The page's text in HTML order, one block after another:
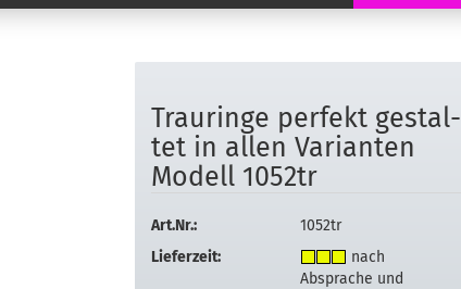
Konto erstellen
Passwort vergessen?
Trau­rin­ge per­fekt ge­stal­
tet in allen Va­ri­an­ten
Mo­dell 1052tr
Art.Nr.:
1052tr
Lieferzeit:
nach
Absprache und